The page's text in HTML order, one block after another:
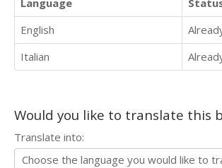
English
Italian
Would you like to translate this
Translate into: